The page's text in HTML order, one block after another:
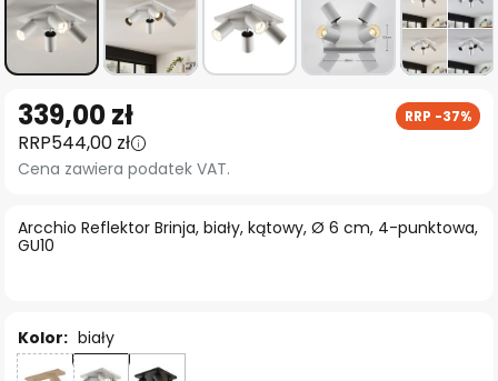
na
początek
galerii
Arcchio Reflektor Brinja, biały, kątowy, Ø 6 cm, 4-punktowa,
GU10
339,00 zł RRP -37%
RRP544,00 zł
Cena zawiera podatek VAT.
Kolor: biały